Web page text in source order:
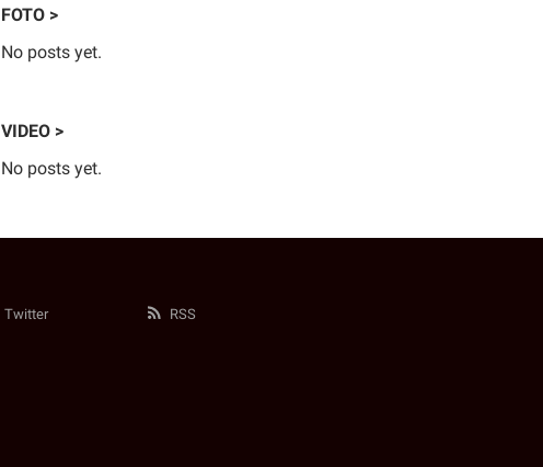
FOTO >
No posts yet.
VIDEO >
No posts yet.
Twitter RSS